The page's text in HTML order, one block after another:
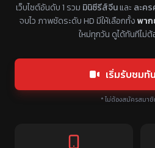
เว็บไซต์อันดับ 1 รวม มินิซีรีส์จีนและ ละค
จบไว ภาพชัดระดับ HD มีให้เลือกทั้งพาก
ใหม่ทุกวัน ดูได้ทันทีไม่
เริ่มรับชม
* ไม่ต้องสมัครสมา